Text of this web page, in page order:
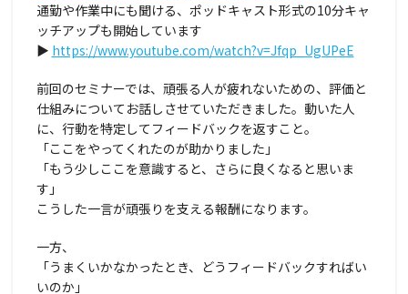
通勤や作業中にも聞ける、ポッドキャスト形式の10分キャ
ッチアップも開始しています
▶ https://www.youtube.com/watch?v=Jfqp_UgUPeE
前回のセミナーでは、頑張る人が疲れないための、評価と
仕組みについてお話しさせていただきました。動いた人
に、行動を特定してフィードバックを返すこと。
「ここをやってくれたのが助かりました」
「もう少しここを意識すると、さらに良くなると思いま
す」
こうした一言が頑張りを支える報酬になります。
一方、
「うまくいかなかったとき、どうフィードバックすればい
いのか」